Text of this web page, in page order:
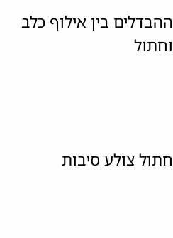
ההבדלים בין אילוף כלב
וחתול
חתול צולע סיבות